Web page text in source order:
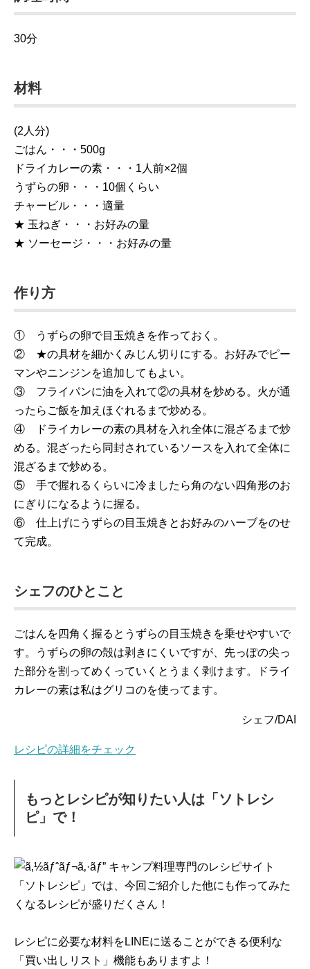
30分
材料
(2人分)
ごはん・・・500g
ドライカレーの素・・・1人前×2個
うずらの卵・・・10個くらい
チャービル・・・適量
★ 玉ねぎ・・・お好みの量
★ ソーセージ・・・お好みの量
作り方
① うずらの卵で目玉焼きを作っておく。
② ★の具材を細かくみじん切りにする。お好みでピー
マンやニンジンを追加してもよい。
③ フライパンに油を入れて②の具材を炒める。火が通
ったらご飯を加えほぐれるまで炒める。
④ ドライカレーの素の具材を入れ全体に混ざるまで炒
める。混ざったら同封されているソースを入れて全体に
混ざるまで炒める。
⑤ 手で握れるくらいに冷ましたら角のない四角形のお
にぎりになるように握る。
⑥ 仕上げにうずらの目玉焼きとお好みのハーブをのせ
て完成。
シェフのひとこと
ごはんを四角く握るとうずらの目玉焼きを乗せやすいで
す。うずらの卵の殻は剥きにくいですが、先っぽの尖っ
た部分を割ってめくっていくとうまく剥けます。ドライ
カレーの素は私はグリコのを使ってます。
シェフ/DAI
レシピの詳細をチェック
もっとレシピが知りたい人は「ソトレシ
ピ」で！
キャンプ料理専門のレシピサイト
「ソトレシピ」では、今回ご紹介した他にも作ってみた
くなるレシピが盛りだくさん！
レシピに必要な材料をLINEに送ることができる便利な
「買い出しリスト」機能もありますよ！